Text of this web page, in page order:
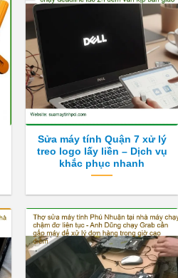
Sửa máy tính Quận 7 xử lý
treo logo lấy liền – Dịch vụ
khắc phục nhanh